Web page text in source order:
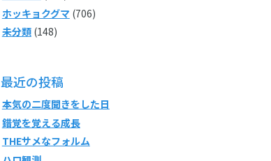
ホッキョクグマ (706)
未分類(148)
最近の投稿
本気の二度聞きをした日
錯覚を覚える成長
THEサメなフォルム